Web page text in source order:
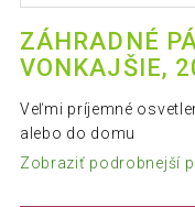
ZÁHRADNÉ
VONKAJŠIE,
Veľmi príjemné
alebo do domu
Zobraziť podrobnejší